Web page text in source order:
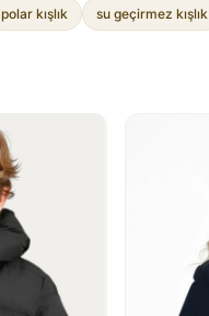
polar kışlık su geçirmez kışlık